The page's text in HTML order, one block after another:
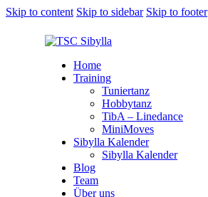
Skip to content Skip to sidebar Skip to footer
Home
Training
Tuniertanz
Hobbytanz
TibA – Linedance
MiniMoves
Sibylla Kalender
Sibylla Kalender
Blog
Team
Über uns